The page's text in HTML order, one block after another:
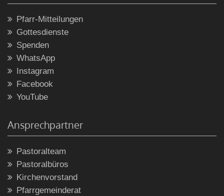
Pfarr-Mitteilungen
Gottesdienste
Spenden
WhatsApp
Instagram
Facebook
YouTube
Ansprechpartner
Pastoralteam
Pastoralbüros
Kirchenvorstand
Pfarrgemeinderat